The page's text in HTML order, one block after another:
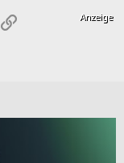
Link